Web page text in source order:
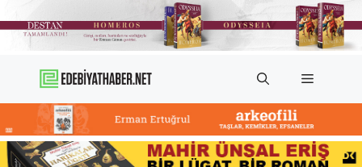
atla
Menü